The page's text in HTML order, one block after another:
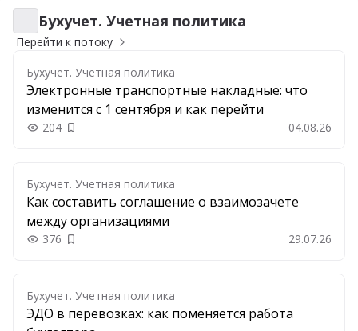
Бухучет. Учетная политика
Бухучет. Учетная политика
Перейти к потоку
Бухучет. Учетная политика
Электронные транспортные накладные: что
изменится с 1 сентября и как перейти
204 Добавить в закладки 04.08.26
Бухучет. Учетная политика
Как составить соглашение о взаимозачете
между организациями
376 Добавить в закладки 29.07.26
Бухучет. Учетная политика
ЭДО в перевозках: как поменяется работа